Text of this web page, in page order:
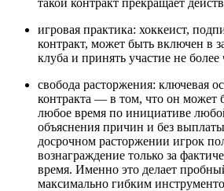
игровая практика: хоккеист,
контракт, может быть включен в
клуба и принять участие не более
свобода расторжения: ключевая
контракта — в том, что он может
любое время по инициативе
объяснения причин и без
досрочном расторжении игрок
вознаграждение только за
время. Именно это делает
максимально гибким